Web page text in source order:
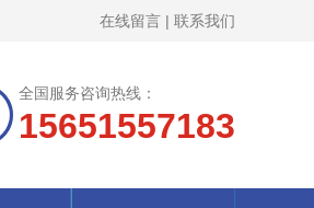
在线留言 | 联系我们
全国服务咨询热线：
15651557183